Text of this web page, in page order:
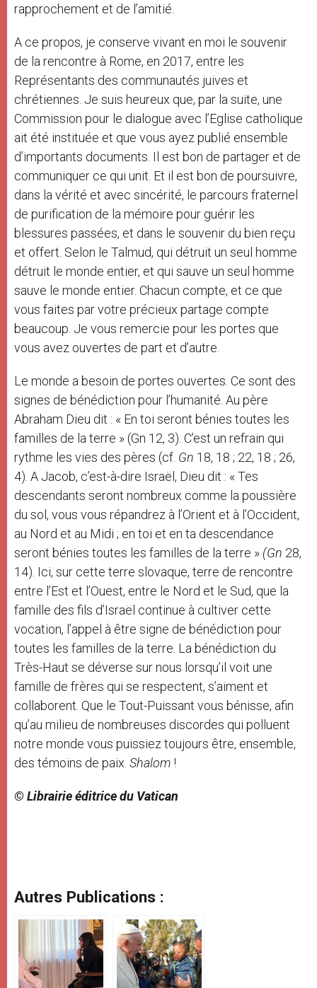
rapprochement et de l’amitié.
A ce propos, je conserve vivant en moi le souvenir
de la rencontre à Rome, en 2017, entre les
Représentants des communautés juives et
chrétiennes. Je suis heureux que, par la suite, une
Commission pour le dialogue avec l’Eglise catholique
ait été instituée et que vous ayez publié ensemble
d’importants documents. Il est bon de partager et de
communiquer ce qui unit. Et il est bon de poursuivre,
dans la vérité et avec sincérité, le parcours fraternel
de purification de la mémoire pour guérir les
blessures passées, et dans le souvenir du bien reçu
et offert. Selon le Talmud, qui détruit un seul homme
détruit le monde entier, et qui sauve un seul homme
sauve le monde entier. Chacun compte, et ce que
vous faites par votre précieux partage compte
beaucoup. Je vous remercie pour les portes que
vous avez ouvertes de part et d’autre.
Le monde a besoin de portes ouvertes. Ce sont des
signes de bénédiction pour l’humanité. Au père
Abraham Dieu dit : « En toi seront bénies toutes les
familles de la terre » (Gn 12, 3). C’est un refrain qui
rythme les vies des pères (cf. Gn 18, 18 ; 22, 18 ; 26,
4). A Jacob, c’est-à-dire Israël, Dieu dit : « Tes
descendants seront nombreux comme la poussière
du sol, vous vous répandrez à l’Orient et à l’Occident,
au Nord et au Midi ; en toi et en ta descendance
seront bénies toutes les familles de la terre » (Gn 28,
14). Ici, sur cette terre slovaque, terre de rencontre
entre l’Est et l’Ouest, entre le Nord et le Sud, que la
famille des fils d’Israël continue à cultiver cette
vocation, l’appel à être signe de bénédiction pour
toutes les familles de la terre. La bénédiction du
Très-Haut se déverse sur nous lorsqu’il voit une
famille de frères qui se respectent, s’aiment et
collaborent. Que le Tout-Puissant vous bénisse, afin
qu’au milieu de nombreuses discordes qui polluent
notre monde vous puissiez toujours être, ensemble,
des témoins de paix. Shalom !
© Librairie éditrice du Vatican
Autres Publications :